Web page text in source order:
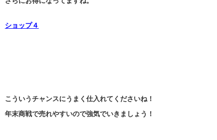
ショップ４
こういうチャンスにうまく仕入れてくださいね！
年末商戦で売れやすいので強気でいきましょう！